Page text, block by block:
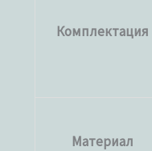
Комплектация
Материал